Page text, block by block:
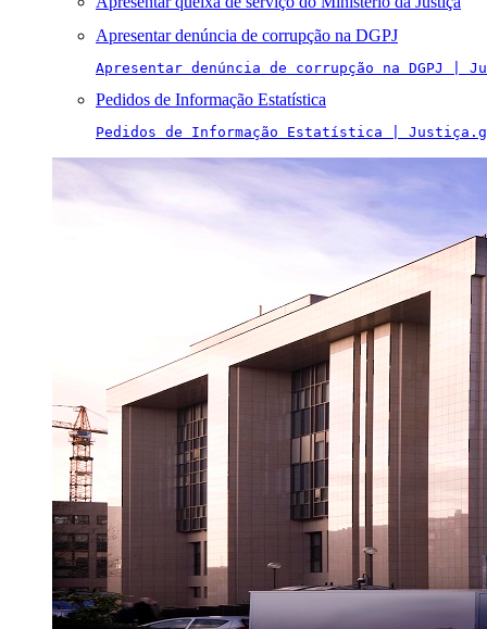
Apresentar denúncia de corrupção na DGPJ
Apresentar denúncia de corrupção na DGPJ |
Pedidos de Informação Estatística
Pedidos de Informação Estatística |